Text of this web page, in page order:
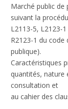
Marché public de
suivant la
L2113-5, L2123-
R2123-1 du
publique).
Caractéristiques
quantités, nature
consultation et
au cahier des